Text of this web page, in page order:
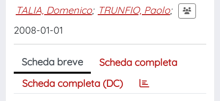
TALIA, Domenico; TRUNFIO, Paolo;
2008-01-01
Scheda breve
Scheda completa
Scheda completa (DC)